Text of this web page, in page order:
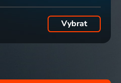
Vybrat